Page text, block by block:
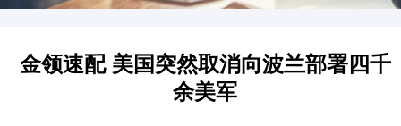
金领速配 美国突然取消向波兰部署四千
余美军